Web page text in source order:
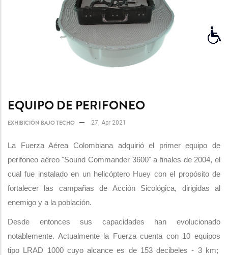
EQUIPO DE PERIFONEO
EXHIBICIÓN BAJO TECHO 27, Apr 2021
La Fuerza Aérea Colombiana adquirió el primer equipo de
perifoneo aéreo "Sound Commander 3600" a finales de 2004, el
cual fue instalado en un helicóptero Huey con el propósito de
fortalecer las campañas de Acción Sicológica, dirigidas al
enemigo y a la población.
Desde entonces sus capacidades han evolucionado
notablemente. Actualmente la Fuerza cuenta con 10 equipos
tipo LRAD 1000 cuyo alcance es de 153 decibeles - 3 km;